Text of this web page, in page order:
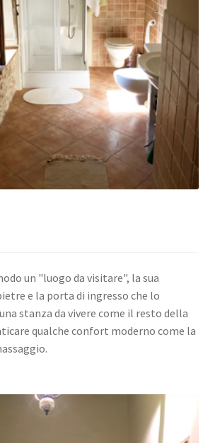
un "luogo da visitare", la sua
e la porta di ingresso che lo
stanza da vivere come il resto della
qualche confort moderno come la